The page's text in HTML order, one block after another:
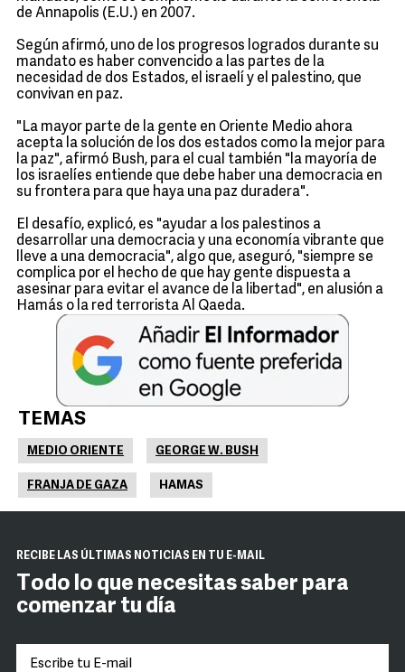
de Annapolis (E.U.) en 2007.
Según afirmó, uno de los progresos logrados durante su
mandato es haber convencido a las partes de la
necesidad de dos Estados, el israelí y el palestino, que
convivan en paz.
"La mayor parte de la gente en Oriente Medio ahora
acepta la solución de los dos estados como la mejor para
la paz", afirmó Bush, para el cual también "la mayoría de
los israelíes entiende que debe haber una democracia en
su frontera para que haya una paz duradera".
El desafío, explicó, es "ayudar a los palestinos a
desarrollar una democracia y una economía vibrante que
lleve a una democracia", algo que, aseguró, "siempre se
complica por el hecho de que hay gente dispuesta a
asesinar para evitar el avance de la libertad", en alusión a
Hamás o la red terrorista Al Qaeda.
TEMAS
MEDIO ORIENTE GEORGE W. BUSH
FRANJA DE GAZA HAMAS
RECIBE LAS ÚLTIMAS NOTICIAS EN TU E-MAIL
Todo lo que necesitas saber para
comenzar tu día